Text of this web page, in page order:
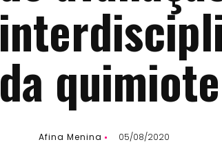
da
Afina Menina 05/08/2020